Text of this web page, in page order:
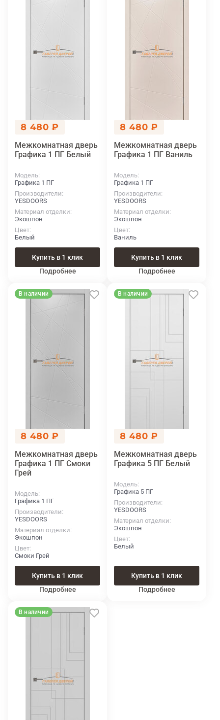
8 480 ₽
Межкомнатная дверь
Графика 1 ПГ Белый
Модель
Графика 1 ПГ
Производители
YESDOORS
Материал отделки
Экошпон
Цвет
Белый
Купить в 1 клик
Подробнее
8 480 ₽
Межкомнатная дверь
Графика 1 ПГ Ваниль
Модель
Графика 1 ПГ
Производители
YESDOORS
Материал отделки
Экошпон
Цвет
Ваниль
Купить в 1 клик
Подробнее
В наличии
8 480 ₽
Межкомнатная дверь
Графика 1 ПГ Смоки
Грей
Модель
Графика 1 ПГ
Производители
YESDOORS
Материал отделки
Экошпон
Цвет
Смоки Грей
Купить в 1 клик
Подробнее
В наличии
8 480 ₽
Межкомнатная дверь
Графика 5 ПГ Белый
Модель
Графика 5 ПГ
Производители
YESDOORS
Материал отделки
Экошпон
Цвет
Белый
Купить в 1 клик
Подробнее
В наличии